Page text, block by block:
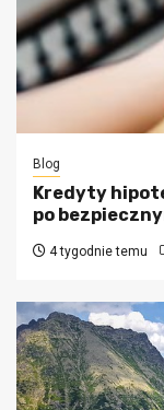
Blog
Kredyty
po
4 tygodnie temu